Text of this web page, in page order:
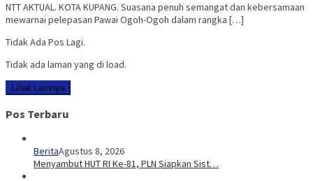
NTT AKTUAL. KOTA KUPANG. Suasana penuh semangat dan kebersamaan
mewarnai pelepasan Pawai Ogoh-Ogoh dalam rangka […]
Tidak Ada Pos Lagi.
Tidak ada laman yang di load.
Lihat Lainnya
Pos Terbaru
BeritaAgustus 8, 2026
Menyambut HUT RI Ke-81, PLN Siapkan Sist…